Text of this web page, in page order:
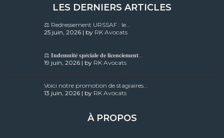
LES DERNIERS ARTICLES
⚖️ Redressement URSSAF : le…
25 juin, 2026 | by RK Avocats
⚖️ 𝐈𝐧𝐝𝐞𝐦𝐧𝐢𝐭𝐞́ 𝐬𝐩𝐞́𝐜𝐢𝐚𝐥𝐞 𝐝𝐞 𝐥𝐢𝐜𝐞𝐧𝐜𝐢𝐞𝐦𝐞𝐧𝐭…
19 juin, 2026 | by RK Avocats
Voici notre promotion de stagiaires…
13 juin, 2026 | by RK Avocats
À PROPOS